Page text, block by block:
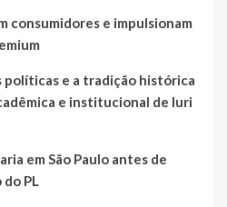
consumidores e impulsionam
políticas e a tradição histórica
e institucional de Iuri
em São Paulo antes de
PL